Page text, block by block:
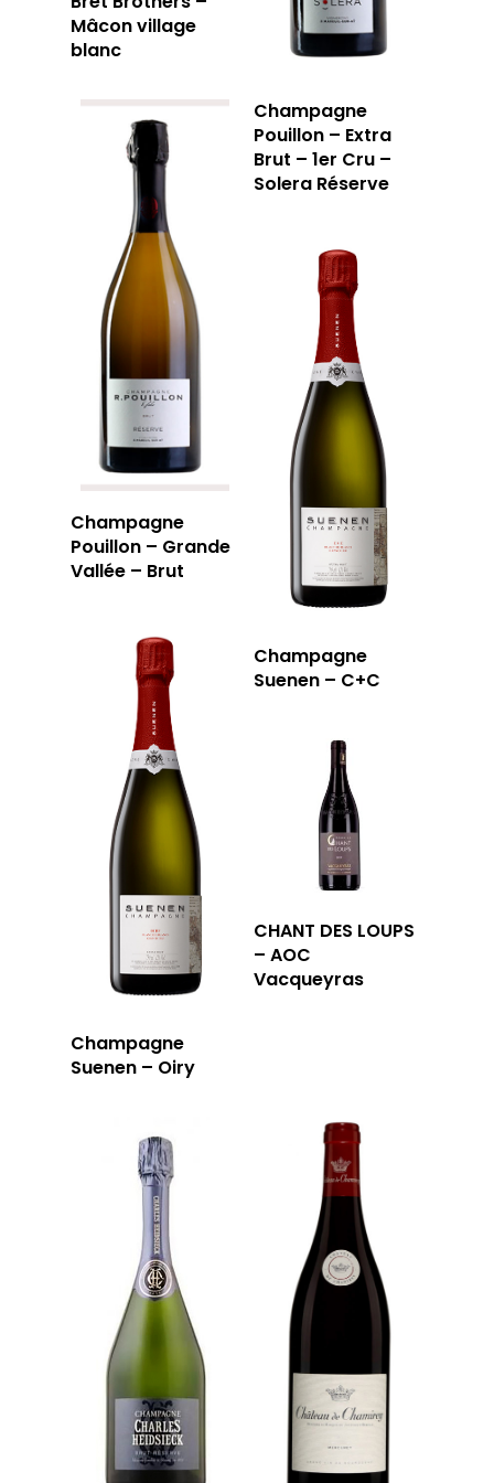
Mâcon village
blanc
Champagne
Pouillon – Extra
Brut – 1er Cru –
Solera Réserve
Champagne
Pouillon – Grande
Vallée – Brut
Champagne
Suenen – C+C
Champagne
Suenen – Oiry
CHANT DES LOUPS
– AOC
Vacqueyras
LA CAVE
LA TABLE